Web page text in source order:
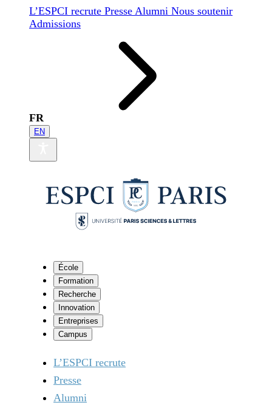
L’ESPCI recrute Presse Alumni Nous soutenir
Admissions
FR
EN
École
Formation
Recherche
Innovation
Entreprises
Campus
L’ESPCI recrute
Presse
Alumni